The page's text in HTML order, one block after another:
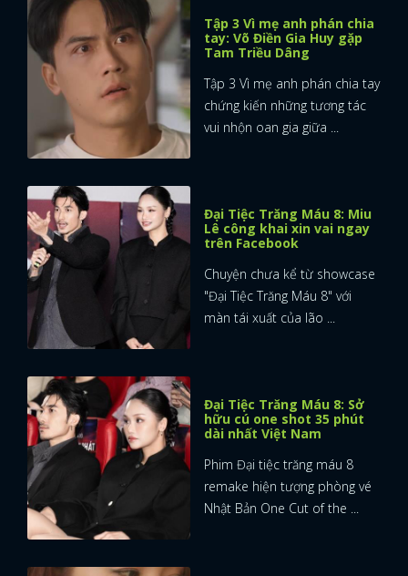
ĐĂNG NHẬP
Tập 3 Vì mẹ anh phán chia
tay: Võ Điền Gia Huy gặp
Tam Triều Dâng
Tập 3 Vì mẹ anh phán chia tay
chứng kiến những tương tác
vui nhộn oan gia giữa ...
Đại Tiệc Trăng Máu 8: Miu
Lê công khai xin vai ngay
trên Facebook
Chuyện chưa kể từ showcase
"Đại Tiệc Trăng Máu 8" với
màn tái xuất của lão ...
Đại Tiệc Trăng Máu 8: Sở
hữu cú one shot 35 phút
dài nhất Việt Nam
Phim Đại tiệc trăng máu 8
remake hiện tượng phòng vé
Nhật Bản One Cut of the ...